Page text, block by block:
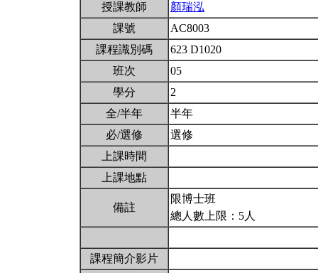
授課教師
顏瑞泓
課號
AC8003
課程識別碼
623 D1020
班次
05
學分
2
全/半年
半年
必/選修
選修
上課時間
上課地點
備註
限博士班
總人數上限：5人
課程簡介影片